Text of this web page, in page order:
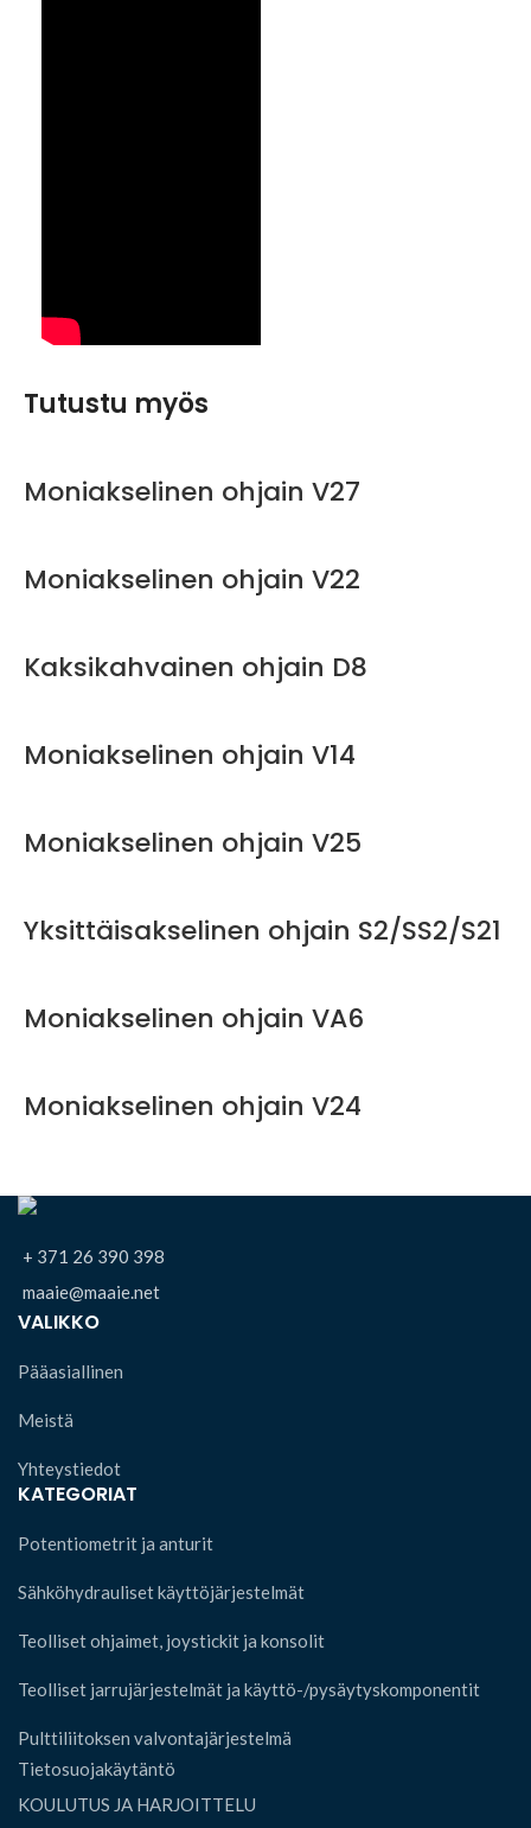
Tutustu myös
Moniakselinen ohjain V27
Moniakselinen ohjain V22
Kaksikahvainen ohjain D8
Moniakselinen ohjain V14
Moniakselinen ohjain V25
Yksittäisakselinen ohjain S2/SS2/S21
Moniakselinen ohjain VA6
Moniakselinen ohjain V24
+ 371 26 390 398
maaie@maaie.net
VALIKKO
Pääasiallinen
Meistä
Yhteystiedot
KATEGORIAT
Potentiometrit ja anturit
Sähköhydrauliset käyttöjärjestelmät
Teolliset ohjaimet, joystickit ja konsolit
Teolliset jarrujärjestelmät ja käyttö-/pysäytyskomponentit
Pulttiliitoksen valvontajärjestelmä
Tietosuojakäytäntö
KOULUTUS JA HARJOITTELU